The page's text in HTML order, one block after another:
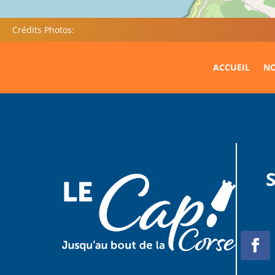
Crédits Photos:
ACCUEIL